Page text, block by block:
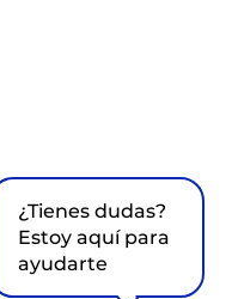
¿Tienes dudas?
Estoy aquí para
ayudarte